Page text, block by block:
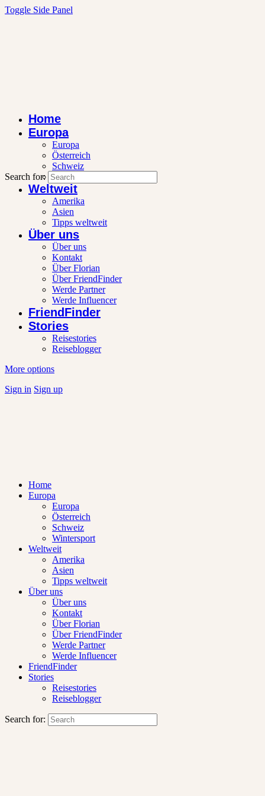
Toggle Side Panel
Home
Europa
Europa
Österreich
Schweiz
Wintersport
Weltweit
Amerika
Asien
Tipps weltweit
Über uns
Über uns
Kontakt
Über Florian
Über FriendFinder
Werde Partner
Werde Influencer
FriendFinder
Stories
Reisestories
Reiseblogger
More options
Sign in Sign up
Search for:
Home
Europa
Europa
Österreich
Schweiz
Wintersport
Weltweit
Amerika
Asien
Tipps weltweit
Über uns
Über uns
Kontakt
Über Florian
Über FriendFinder
Werde Partner
Werde Influencer
FriendFinder
Stories
Reisestories
Reiseblogger
Search for: